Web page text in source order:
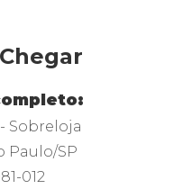
- Sobreloja
Paulo/SP
012